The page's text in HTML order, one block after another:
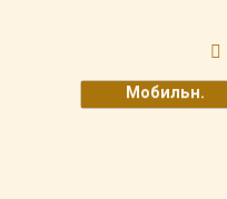
Мобильн.